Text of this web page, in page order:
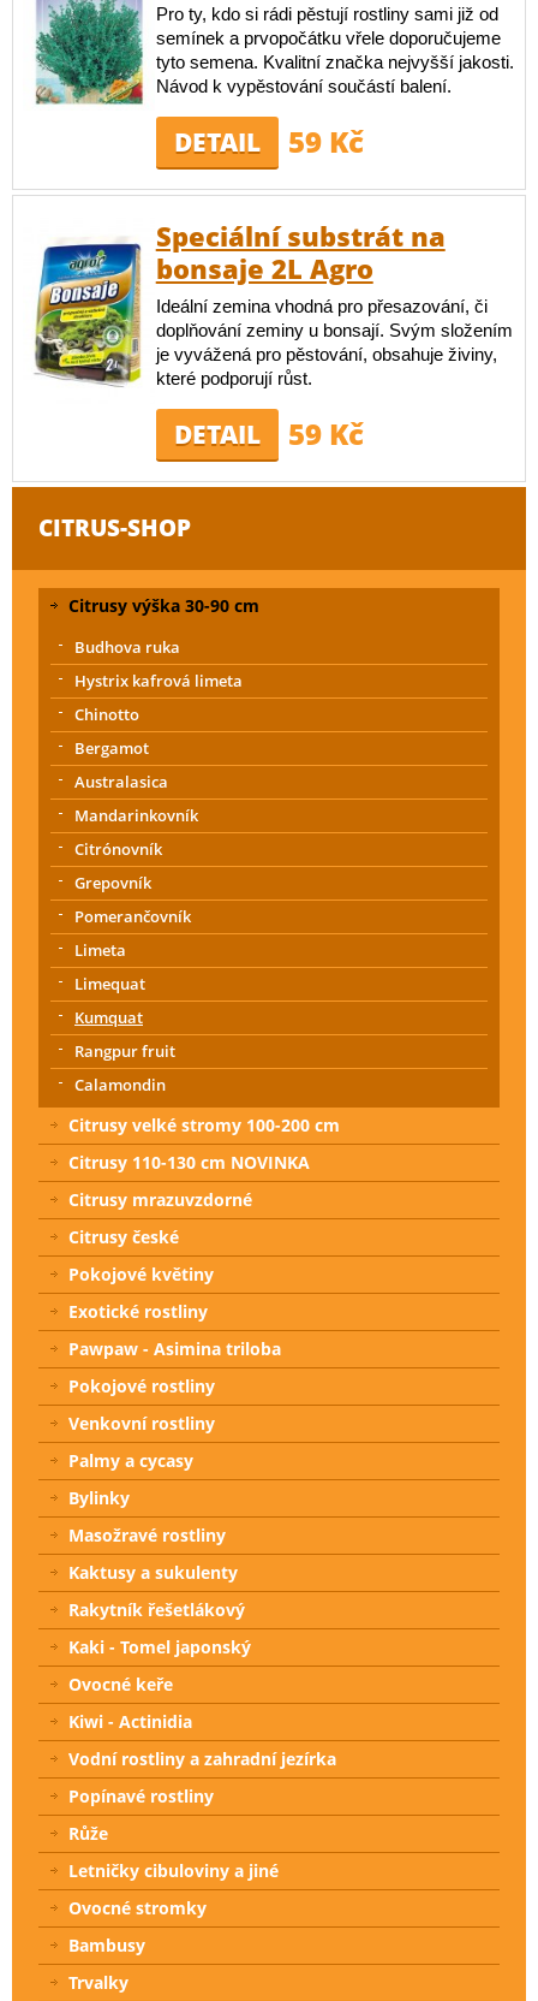
Pro ty, kdo si rádi pěstují rostliny sami již od
semínek a prvopočátku vřele doporučujeme
tyto semena. Kvalitní značka nejvyšší jakosti.
Návod k vypěstování součástí balení.
DETAIL 59 Kč
Speciální substrát na
bonsaje 2L Agro
Ideální zemina vhodná pro přesazování, či
doplňování zeminy u bonsají. Svým složením
je vyvážená pro pěstování, obsahuje živiny,
které podporují růst.
DETAIL 59 Kč
CITRUS-SHOP
Citrusy výška 30-90 cm
Budhova ruka
Hystrix kafrová limeta
Chinotto
Bergamot
Australasica
Mandarinkovník
Citrónovník
Grepovník
Pomerančovník
Limeta
Limequat
Kumquat
Rangpur fruit
Calamondin
Citrusy velké stromy 100-200 cm
Citrusy 110-130 cm NOVINKA
Citrusy mrazuvzdorné
Citrusy české
Pokojové květiny
Exotické rostliny
Pawpaw - Asimina triloba
Pokojové rostliny
Venkovní rostliny
Palmy a cycasy
Bylinky
Masožravé rostliny
Kaktusy a sukulenty
Rakytník řešetlákový
Kaki - Tomel japonský
Ovocné keře
Kiwi - Actinidia
Vodní rostliny a zahradní jezírka
Popínavé rostliny
Růže
Letničky cibuloviny a jiné
Ovocné stromky
Bambusy
Trvalky